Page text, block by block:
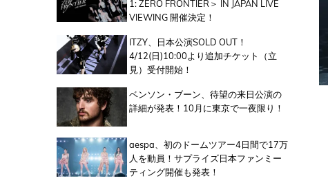
1: ZERO FRONTIER＞ IN JAPAN LIVE
VIEWING 開催決定！
ITZY、日本公演SOLD OUT！
4/12(日)10:00より追加チケット（立
見）受付開始！
ベンソン・ブーン、待望の来日公演の
詳細が発表！10月に東京で一夜限り！
aespa、初のドームツアー4日間で17万
人を動員！サプライズ日本ファンミー
ティング開催も発表！